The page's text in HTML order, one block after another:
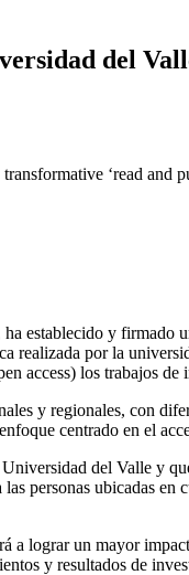
del
‘read
establecido y
por la
access) los trabajos
y regionales, con
centrado en el
del Valle y
personas ubicadas
a lograr un mayor
y resultados de